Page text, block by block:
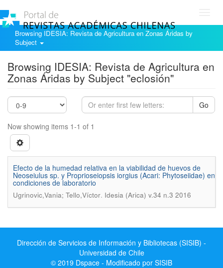
Browsing IDESIA: Revista de Agricultura en Zonas Áridas by
Subject
Browsing IDESIA: Revista de Agricultura en
Zonas Áridas by Subject "eclosión"
Go
Now showing items 1-1 of 1
Efecto de la humedad relativa en la viabilidad de huevos de
Neoseiulus sp. y Proprioseiopsis iorgius (Acari: Phytoseiidae) en
condiciones de laboratorio
Ugrinovic,Vania; Tello,Víctor. Idesia (Arica) v.34 n.3 2016
Dirección de Servicios de Información y Bibliotecas (SISIB) -
Universidad de Chile
© 2019 Dspace - Modificado por SISIB